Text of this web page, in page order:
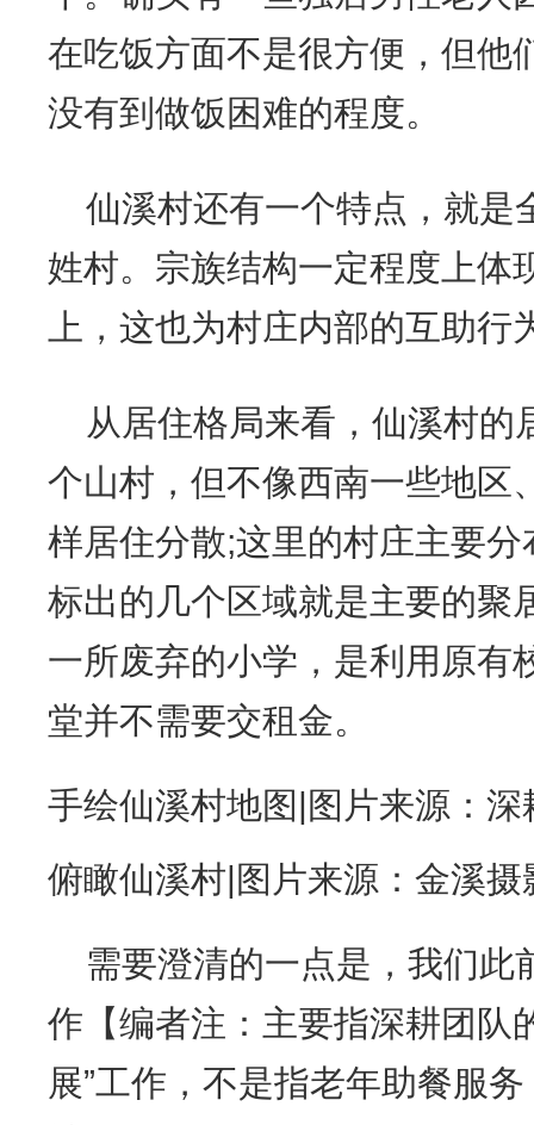
在吃饭方面不是很方便，但他
没有到做饭困难的程度。
仙溪村还有一个特点，就是
姓村。宗族结构一定程度上体
上，这也为村庄内部的互助
从居住格局来看，仙溪村的
个山村，但不像西南一些地区
样居住分散;这里的村庄主要
标出的几个区域就是主要的聚
一所废弃的小学，是利用原有
堂并不需要交租金。
手绘仙溪村地图|图片来源：深
俯瞰仙溪村|图片来源：金溪摄
需要澄清的一点是，我们此
作【编者注：主要指深耕团队
展”工作，不是指老年助餐服